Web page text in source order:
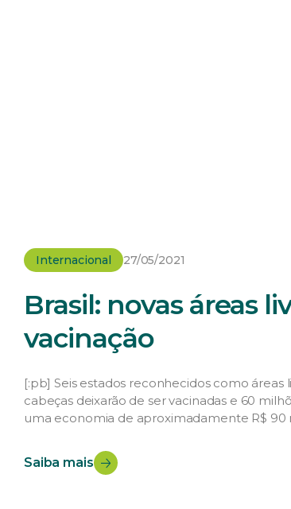
Internacional 27/05/2021
Brasil: novas áreas
vacinação
[:pb] Seis estados reconhecidos como
cabeças deixarão de ser vacinadas e 60
uma economia de aproximadamente R$ 90
Saiba mais